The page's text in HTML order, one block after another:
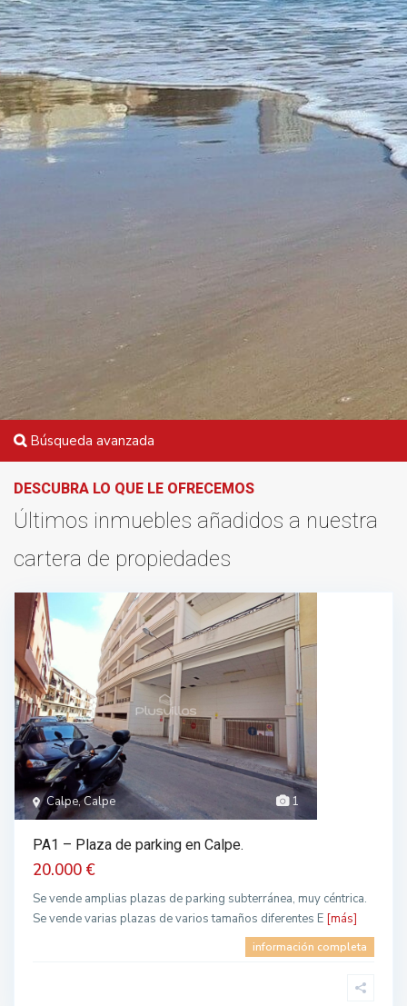
Búsqueda avanzada
DESCUBRA LO QUE LE OFRECEMOS
Últimos inmuebles añadidos a nuestra
cartera de propiedades
1
Calpe, Calpe
PA1 – Plaza de parking en Calpe.
20.000 €
Se vende amplias plazas de parking subterránea, muy céntrica.
Se vende varias plazas de varios tamaños diferentes E [más]
información completa